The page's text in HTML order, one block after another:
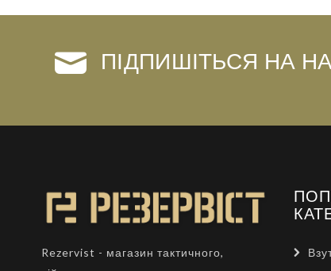
ПІДПИШІТЬСЯ НА
Rezervist - магазин тактичного,